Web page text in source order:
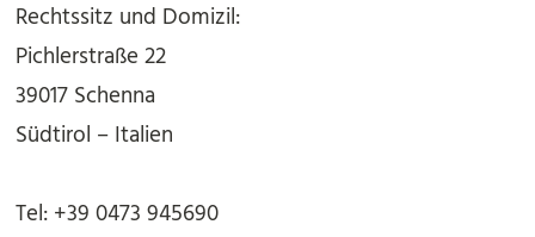
Rechtssitz und Domizil:
Pichlerstraße 22
39017 Schenna
Südtirol – Italien
Tel: +39 0473 945690